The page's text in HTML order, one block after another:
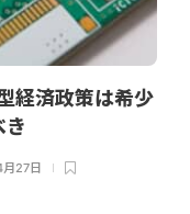
経済政策は希少
き
27日